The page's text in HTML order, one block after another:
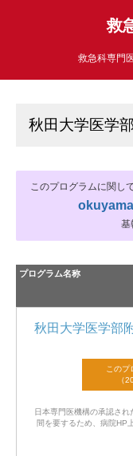
救
救急科専門
秋田大学医学
このプログラムに関し
プログラム名称
秋田大学医学部
日本専門医機構の承認され
間を要するため、病院HP